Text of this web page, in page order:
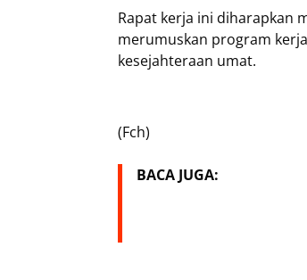
Rapat kerja ini diharapkan
merumuskan program
kesejahteraan umat.
(Fch)
BACA JUGA: